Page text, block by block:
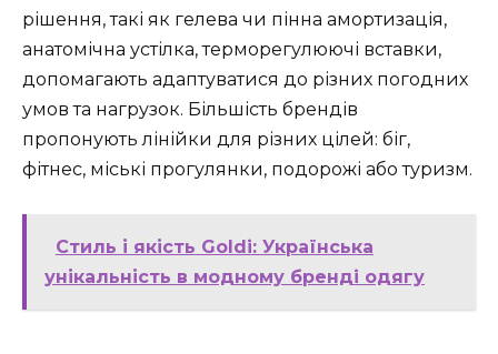
рішення, такі як гелева чи пінна амортизація,
анатомічна устілка, терморегулюючі вставки,
допомагають адаптуватися до різних погодних
умов та нагрузок. Більшість брендів
пропонують лінійки для різних цілей: біг,
фітнес, міські прогулянки, подорожі або туризм.
Стиль і якість Goldi: Українська
унікальність в модному брендi одягу